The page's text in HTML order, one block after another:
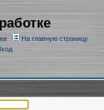
На главную страницу